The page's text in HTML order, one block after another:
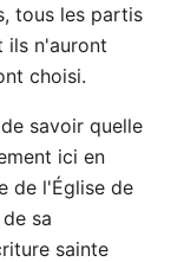
tous les partis
ils n'auront
choisi.
savoir quelle
ici en
de l'Église de
sa
sainte